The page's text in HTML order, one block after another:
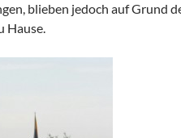
blieben jedoch auf Grund
Hause.